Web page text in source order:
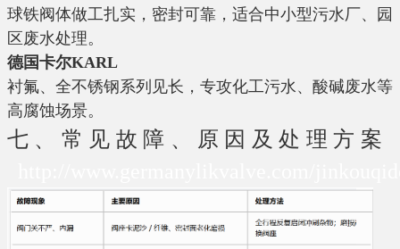
球铁阀体做工扎实，密封可靠，适合中小型污水厂、园
区废水处理。
德国卡尔KARL
衬氟、全不锈钢系列见长，专攻化工污水、酸碱废水等
高腐蚀场景。
七、常见故障、原因及处理方案